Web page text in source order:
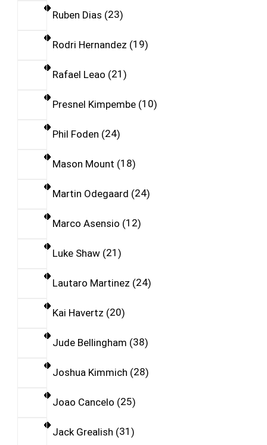
Ruben Dias 23
Rodri Hernandez 19
Rafael Leao 21
Presnel Kimpembe 10
Phil Foden 24
Mason Mount 18
Martin Odegaard 24
Marco Asensio 12
Luke Shaw 21
Lautaro Martinez 24
Kai Havertz 20
Jude Bellingham 38
Joshua Kimmich 28
Joao Cancelo 25
Jack Grealish 31